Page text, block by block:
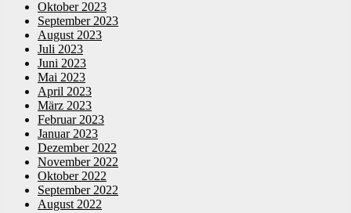
Oktober 2023
September 2023
August 2023
Juli 2023
Juni 2023
Mai 2023
April 2023
März 2023
Februar 2023
Januar 2023
Dezember 2022
November 2022
Oktober 2022
September 2022
August 2022